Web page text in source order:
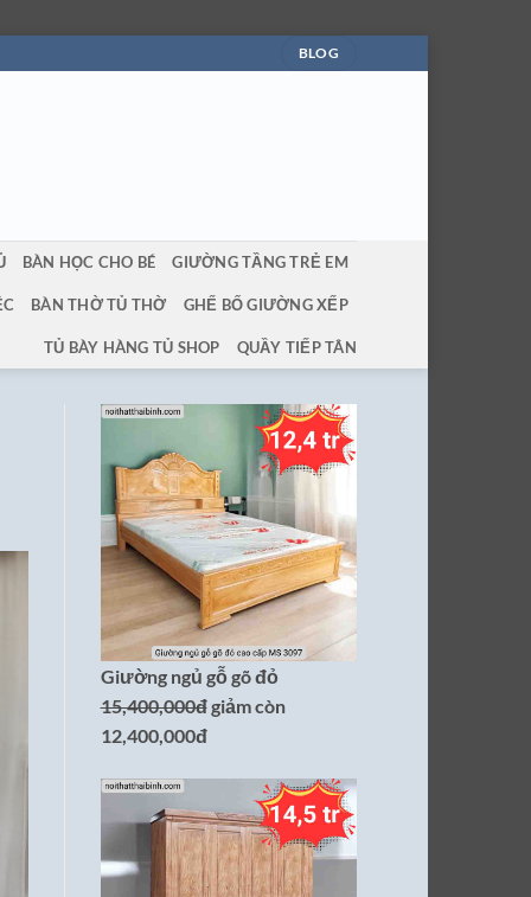
BLOG
BÀN HỌC CHO BÉ GIƯỜNG TẦNG TRẺ EM
BÀN THỜ TỦ THỜ GHẾ BỐ GIƯỜNG XẾP
TỦ BÀY HÀNG TỦ SHOP QUẦY TIẾP TÂN
Giường ngủ gỗ gõ đỏ
15,400,000đgiảm còn
12,400,000đ